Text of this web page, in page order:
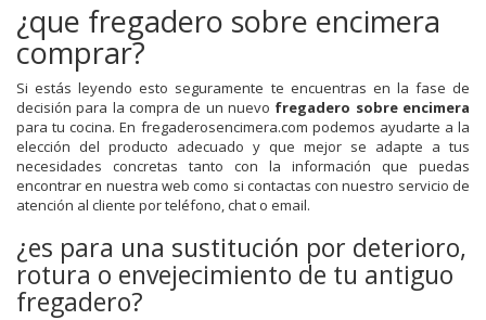
¿que fregadero sobre encimera
comprar?
Si estás leyendo esto seguramente te encuentras en la fase de
decisión para la compra de un nuevo fregadero sobre encimera
para tu cocina. En fregaderosencimera.com podemos ayudarte a la
elección del producto adecuado y que mejor se adapte a tus
necesidades concretas tanto con la información que puedas
encontrar en nuestra web como si contactas con nuestro servicio de
atención al cliente por teléfono, chat o email.
¿es para una sustitución por deterioro,
rotura o envejecimiento de tu antiguo
fregadero?